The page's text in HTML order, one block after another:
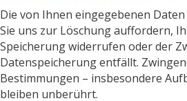
Die von Ihnen eingegebenen
Sie uns zur Löschung auffordern,
Speicherung widerrufen oder der
Datenspeicherung entfällt.
Bestimmungen – insbesondere
bleiben unberührt.